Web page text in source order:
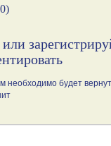
необходимо будет